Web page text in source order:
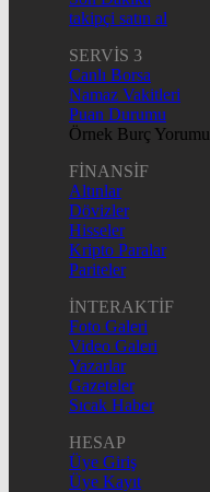
takipçi satın al
SERVİS 3
Canlı Borsa
Namaz Vakitleri
Puan Durumu
Örnek Burç Yorumu
FİNANSİF
Altınlar
Dövizler
Hisseler
Kripto Paralar
Pariteler
İNTERAKTİF
Foto Galeri
Video Galeri
Yazarlar
Gazeteler
Sıcak Haber
HESAP
Üye Giriş
Üye Kayıt